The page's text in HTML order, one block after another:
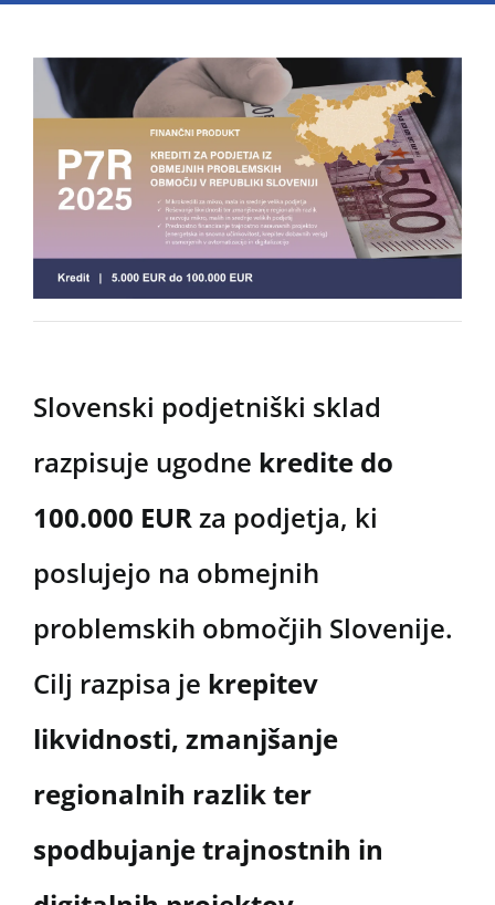
Slovenski podjetniški sklad
razpisuje ugodne kredite do
100.000 EURza podjetja, ki
poslujejo na obmejnih
problemskih območjih Slovenije.
Cilj razpisa je krepitev
likvidnosti, zmanjšanje
regionalnih razlik ter
spodbujanje trajnostnih in